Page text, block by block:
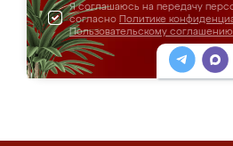
Я соглашаюсь на передачу
согласно Политике
Пользовательскому соглашению